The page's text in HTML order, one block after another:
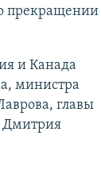
прекращении
и Канада
министра
главы
Дмитрия